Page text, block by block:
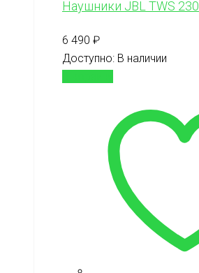
Наушники JBL TWS 230
6 490 ₽
Доступно: В наличии